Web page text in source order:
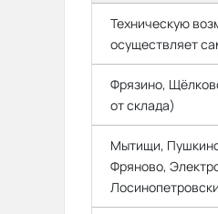
Техническую
осуществляет
Фрязино,
от склада)
Мытищи,
Фряново,